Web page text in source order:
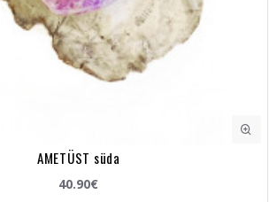
AMETÜST süda
40.90€